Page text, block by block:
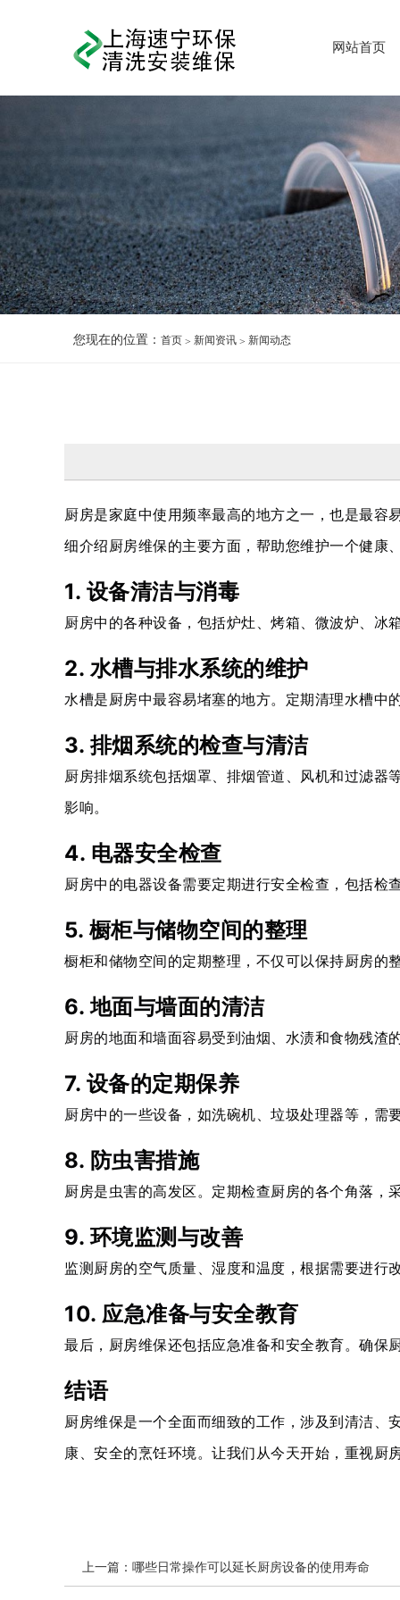
网站首页
您现在的位置： 首页 新闻资讯 新闻动态
厨房是家庭中使用频率最高的地方之一，也是最容
细介绍厨房维保的主要方面，帮助您维护一个健康
1. 设备清洁与消毒
厨房中的各种设备，包括炉灶、烤箱、微波炉、冰
2. 水槽与排水系统的维护
水槽是厨房中最容易堵塞的地方。定期清理水槽中
3. 排烟系统的检查与清洁
厨房排烟系统包括烟罩、排烟管道、风机和过滤器
影响。
4. 电器安全检查
厨房中的电器设备需要定期进行安全检查，包括检
5. 橱柜与储物空间的整理
橱柜和储物空间的定期整理，不仅可以保持厨房的
6. 地面与墙面的清洁
厨房的地面和墙面容易受到油烟、水渍和食物残渣
7. 设备的定期保养
厨房中的一些设备，如洗碗机、垃圾处理器等，需
8. 防虫害措施
厨房是虫害的高发区。定期检查厨房的各个角落，
9. 环境监测与改善
监测厨房的空气质量、湿度和温度，根据需要进行
10. 应急准备与安全教育
最后，厨房维保还包括应急准备和安全教育。确保
结语
厨房维保是一个全面而细致的工作，涉及到清洁、
康、安全的烹饪环境。让我们从今天开始，重视厨
上一篇： 哪些日常操作可以延长厨房设备的使用寿命